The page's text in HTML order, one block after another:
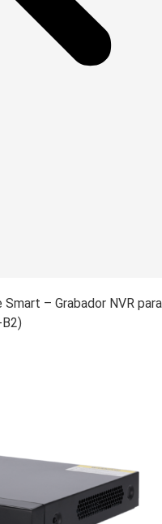
Smart – Grabador NVR para